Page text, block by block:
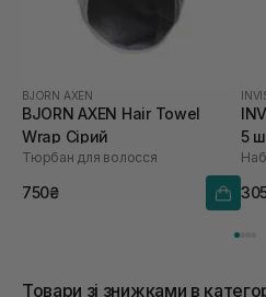
BJORN AXEN
BJORN AXEN Hair Towel
Wrap Сірий
Тюрбан для волосся
750₴
5
Товари зі знижками в